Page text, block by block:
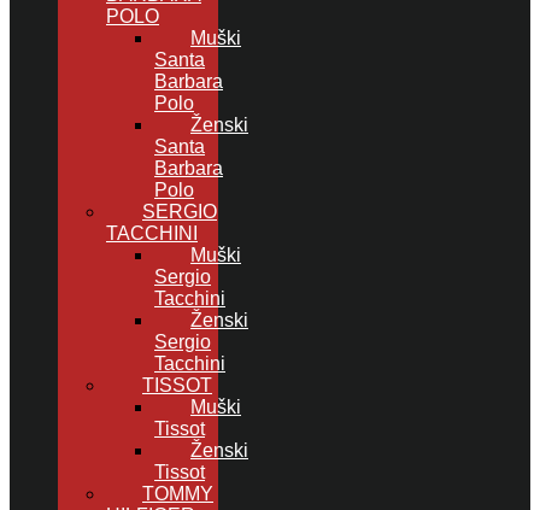
POLO
Muški
Santa
Barbara
Polo
Ženski
Santa
Barbara
Polo
SERGIO
TACCHINI
Muški
Sergio
Tacchini
Ženski
Sergio
Tacchini
TISSOT
Muški
Tissot
Ženski
Tissot
TOMMY